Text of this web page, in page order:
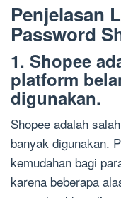
Penjelasan
Password
1. Shopee
platform
digunakan.
Shopee adalah
banyak digunakan.
kemudahan bagi
karena beberapa